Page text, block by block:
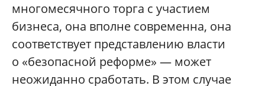
многомесячного торга с участием
бизнеса, она вполне современна, она
соответствует представлению власти
о «безопасной реформе» — может
неожиданно сработать. В этом случае